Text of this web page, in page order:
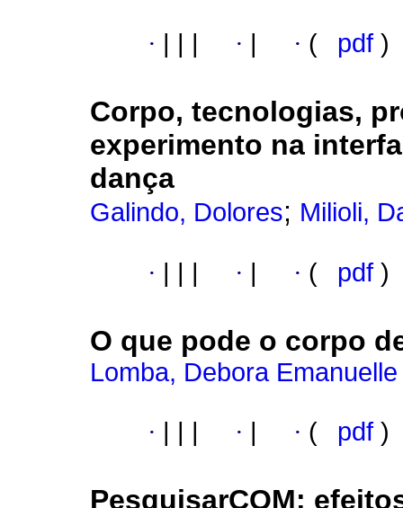
· · · ( pdf )
Corpo, tecnologias,
experimento na
dança
Galindo, Dolores; Milioli,
· · · ( pdf )
O que pode o corpo
Lomba, Debora
· · · ( pdf )
PesquisarCOM: